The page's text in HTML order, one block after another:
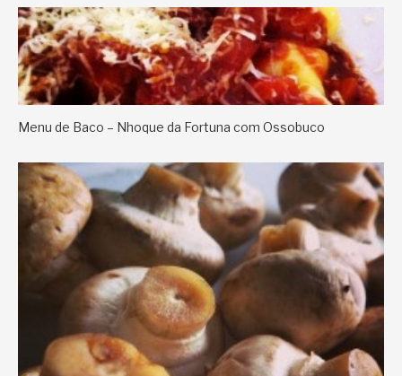
Menu de Baco – Nhoque da Fortuna com Ossobuco